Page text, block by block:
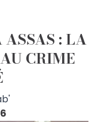
: LA
CRIME